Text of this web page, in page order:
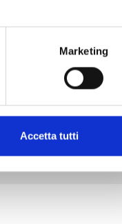
Marketing
Accetta tutti